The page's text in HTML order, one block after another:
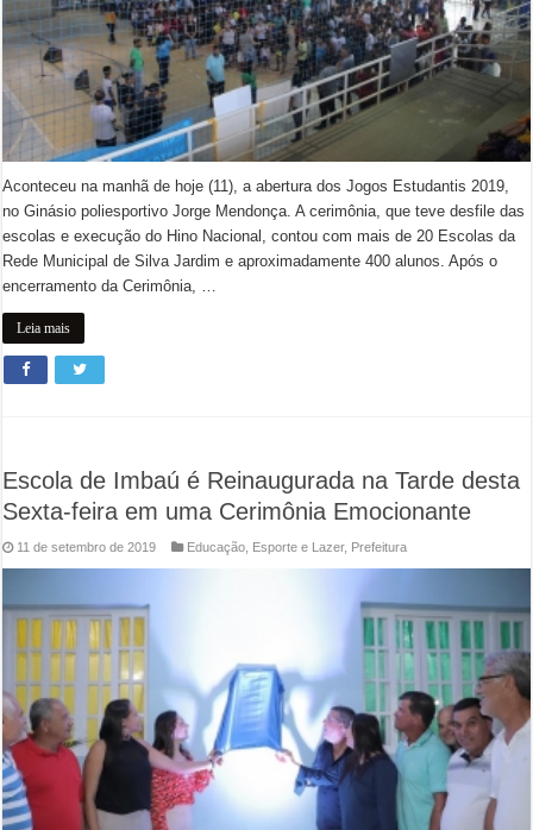
Aconteceu na manhã de hoje (11), a abertura dos Jogos Estudantis 2019,
no Ginásio poliesportivo Jorge Mendonça. A cerimônia, que teve desfile das
escolas e execução do Hino Nacional, contou com mais de 20 Escolas da
Rede Municipal de Silva Jardim e aproximadamente 400 alunos. Após o
encerramento da Cerimônia, …
Leia mais
Escola de Imbaú é Reinaugurada na Tarde desta
Sexta-feira em uma Cerimônia Emocionante
11 de setembro de 2019 Educação Esporte e Lazer, Prefeitura